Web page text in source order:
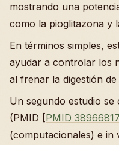
mostrando una
como la pioglitazona y
En términos simples,
ayudar a controlar los
al frenar la digestión
Un segundo estudio
(PMID [PMID 38966817
(computacionales) e in